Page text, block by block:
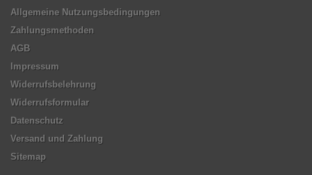
Allgemeine Nutzungsbedingungen
Zahlungsmethoden
AGB
Impressum
Widerrufsbelehrung
Widerrufsformular
Datenschutz
Versand und Zahlung
Sitemap